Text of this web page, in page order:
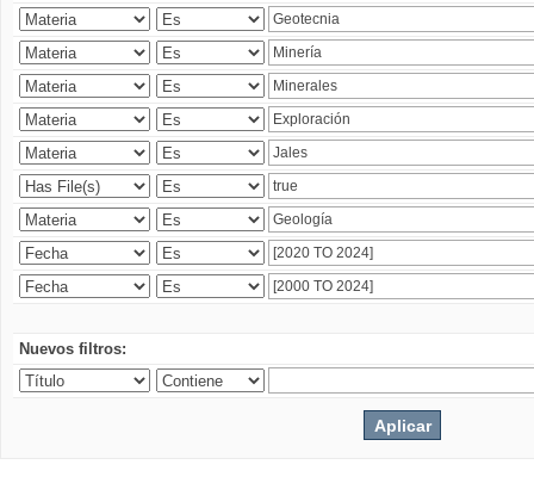
Nuevos filtros: